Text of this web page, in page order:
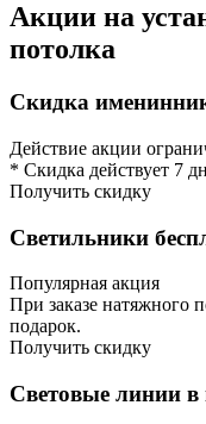
Акции на
потолка
Скидка
Действие акции
* Скидка действует 7
Получить скидку
Светильники
Популярная акция
При заказе натяжного
подарок.
Получить скидку
Световые линии в